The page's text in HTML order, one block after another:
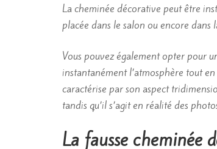
La cheminée décorative peut être
placée dans le salon ou encore dans
Vous pouvez également opter pour
instantanément l’atmosphère tout
caractérise par son aspect
tandis qu’il s’agit en réalité des
La fausse cheminée